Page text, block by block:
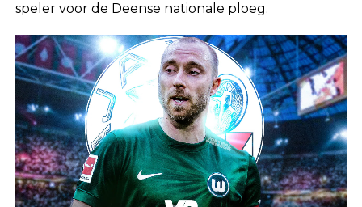
speler voor de Deense nationale ploeg.